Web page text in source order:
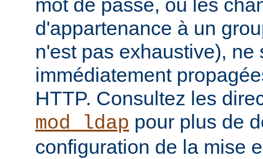
mot de passe, ou les
d'appartenance à un
n'est pas exhaustive), ne
immédiatement
HTTP. Consultez les
mod_ldap pour plus de
configuration de la mise